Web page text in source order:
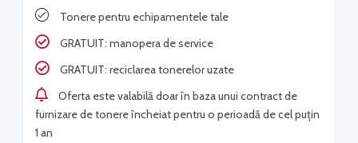
Tonere pentru echipamentele tale
GRATUIT: manopera de service
GRATUIT: reciclarea tonerelor uzate
Oferta este valabilă doar în baza unui contract de
furnizare de tonere încheiat pentru o perioadă de cel puțin
1 an